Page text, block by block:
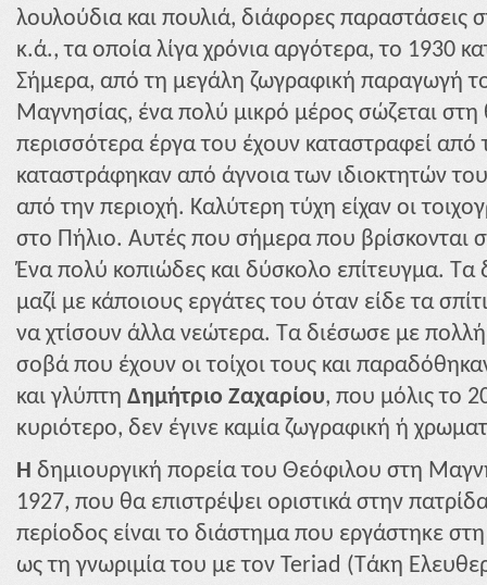
λουλούδια και πουλιά, διάφορες παραστάσεις
κ.ά., τα οποία λίγα χρόνια αργότερα, το 1930
Σήμερα, από τη μεγάλη ζωγραφική παραγωγή
Μαγνησίας, ένα πολύ μικρό μέρος σώζεται
περισσότερα έργα του έχουν καταστραφεί από
καταστράφηκαν από άγνοια των ιδιοκτητών
από την περιοχή. Καλύτερη τύχη είχαν οι
στο Πήλιο. Αυτές που σήμερα που
Ένα πολύ κοπιώδες και δύσκολο επίτευγμα. Τα
μαζί με κάποιους εργάτες του όταν είδε τα
να χτίσουν άλλα νεώτερα. Τα διέσωσε με
σοβά που έχουν οι τοίχοι τους και
και γλύπτη Δημήτριο Ζαχαρίου, που μόλις το
κυριότερο, δεν έγινε καμία ζωγραφική ή
Η δημιουργική πορεία του Θεόφιλου στη
1927, που θα επιστρέψει οριστικά στην
περίοδος είναι το διάστημα που εργάστηκε
ως τη γνωριμία του με τον Teriad (Τάκη